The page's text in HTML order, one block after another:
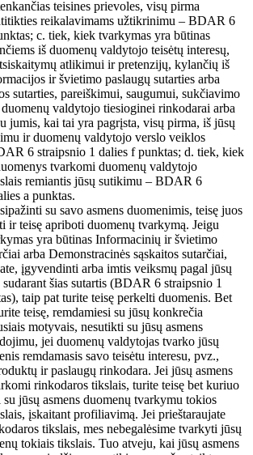
teisines prievoles, visų pirma
reikalavimams užtikrinimu – BDAR 6
c. tiek, kiek tvarkymas yra būtinas
iš duomenų valdytojo teisėtų interesų,
atlikimui ir pretenzijų, kylančių iš
ir švietimo paslaugų sutarties arba
sutarties, pareiškimui, saugumui, sukčiavimo
valdytojo tiesioginei rinkodarai arba
jumis, kai tai yra pagrįsta, visų pirma, iš jūsų
ir duomenų valdytojo verslo veiklos
6 straipsnio 1 dalies f punktas; d. tiek, kiek
tvarkomi duomenų valdytojo
remiantis jūsų sutikimu – BDAR 6
a punktas.
su savo asmens duomenimis, teisę juos
ir teisę apriboti duomenų tvarkymą. Jeigu
yra būtinas Informacinių ir švietimo
arba Demonstracinės sąskaitos sutarčiai,
įgyvendinti arba imtis veiksmų pagal jūsų
sudarant šias sutartis (BDAR 6 straipsnio 1
taip pat turite teisę perkelti duomenis. Bet
teisę, remdamiesi su jūsų konkrečia
motyvais, nesutikti su jūsų asmens
jei duomenų valdytojas tvarko jūsų
remdamasis savo teisėtu interesu, pvz.,
ir paslaugų rinkodara. Jei jūsų asmens
rinkodaros tikslais, turite teisę bet kuriuo
jūsų asmens duomenų tvarkymu tokios
įskaitant profiliavimą. Jei prieštaraujate
tikslais, mes nebegalėsime tvarkyti jūsų
tokiais tikslais. Tuo atveju, kai jūsų asmens